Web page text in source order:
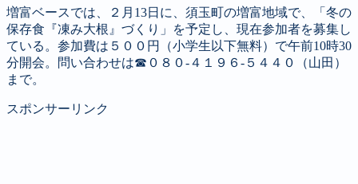
MENU
韮崎エリア
八ヶ岳自然散策
イベント紹介
増富ベースでは、２月13日に、須玉町の増富地域で、「冬の
保存食『凍み大根』づくり」を予定し、現在参加者を募集し
ている。参加費は５００円（小学生以下無料）で午前10時30
分開会。問い合わせは☎０８０‐４１９６‐５４４０（山田）
まで。
スポンサーリンク